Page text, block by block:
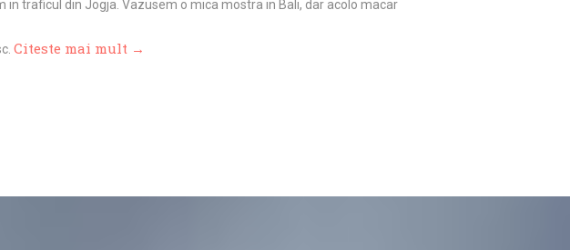
traficul din Jogja. Vazusem o mica mostra in Bali, dar acolo macar
Citeste mai mult →